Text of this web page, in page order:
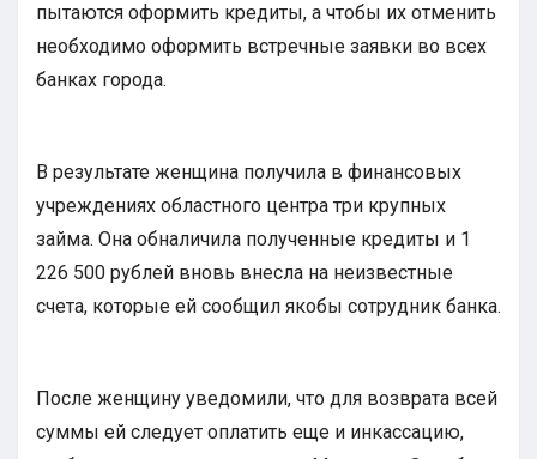
пытаются оформить кредиты, а чтобы их отменить
необходимо оформить встречные заявки во всех
банках города.
В результате женщина получила в финансовых
учреждениях областного центра три крупных
займа. Она обналичила полученные кредиты и 1
226 500 рублей вновь внесла на неизвестные
счета, которые ей сообщил якобы сотрудник банка.
После женщину уведомили, что для возврата всей
суммы ей следует оплатить еще и инкассацию,